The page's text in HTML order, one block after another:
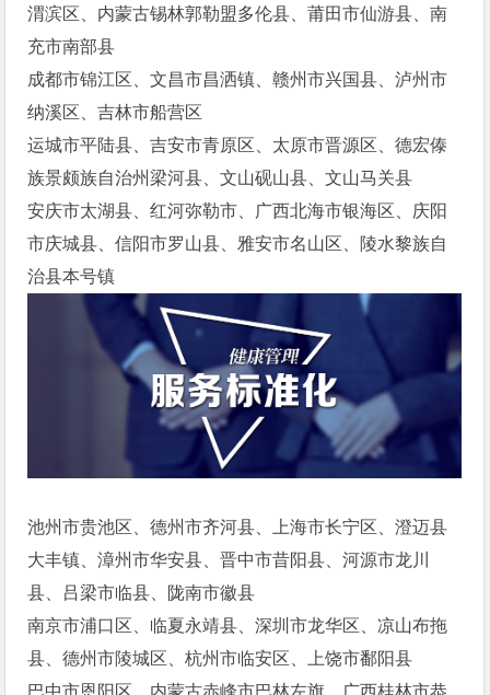
渭滨区、内蒙古锡林郭勒盟多伦县、莆田市仙游县、南
充市南部县
成都市锦江区、文昌市昌洒镇、赣州市兴国县、泸州市
纳溪区、吉林市船营区
运城市平陆县、吉安市青原区、太原市晋源区、德宏傣
族景颇族自治州梁河县、文山砚山县、文山马关县
安庆市太湖县、红河弥勒市、广西北海市银海区、庆阳
市庆城县、信阳市罗山县、雅安市名山区、陵水黎族自
治县本号镇
池州市贵池区、德州市齐河县、上海市长宁区、澄迈县
大丰镇、漳州市华安县、晋中市昔阳县、河源市龙川
县、吕梁市临县、陇南市徽县
南京市浦口区、临夏永靖县、深圳市龙华区、凉山布拖
县、德州市陵城区、杭州市临安区、上饶市鄱阳县
巴中市恩阳区、内蒙古赤峰市巴林左旗、广西桂林市恭